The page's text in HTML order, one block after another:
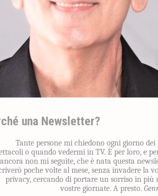
una Newsletter?
Tante persone mi chiedono ogni giorno dei
o quando vedermi in TV. È per loro, e
non mi seguite, che è nata questa
poche volte al mese, senza invadere la
privacy, cercando di portare un sorriso in più
vostre giornate. A presto.